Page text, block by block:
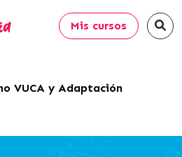
Mis cursos
VUCA y Adaptación